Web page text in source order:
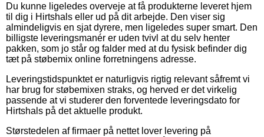
Du kunne ligeledes overveje at få produkterne leveret hjem
til dig i Hirtshals eller ud på dit arbejde. Den viser sig
almindeligvis en sjat dyrere, men ligeledes super smart. Den
billigste leveringsmanér er uden tvivl at du selv henter
pakken, som jo står og falder med at du fysisk befinder dig
tæt på støbemix online forretningens adresse.
Leveringstidspunktet er naturligvis rigtig relevant såfremt vi
har brug for støbemixen straks, og herved er det virkelig
passende at vi studerer den forventede leveringsdato for
Hirtshals på det aktuelle produkt.
Størstedelen af firmaer på nettet lover levering på